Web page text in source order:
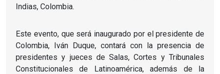
Indias, Colombia.
Este evento, que será inaugurado por el presidente de
Colombia, Iván Duque, contará con la presencia de
presidentes y jueces de Salas, Cortes y Tribunales
Constitucionales de Latinoamérica, además de la